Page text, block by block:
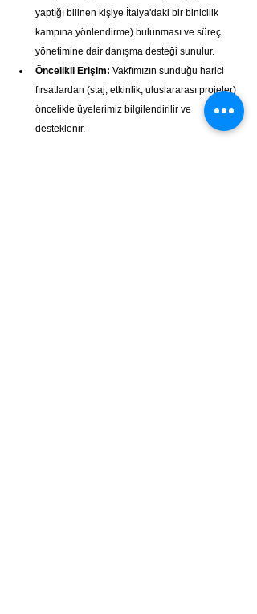
yaptığı bilinen kişiye İtalya'daki bir binicilik
kampına yönlendirme) bulunması ve süreç
yönetimine dair danışma desteği sunulur.
Öncelikli Erişim: Vakfımızın sunduğu harici
fırsatlardan (staj, etkinlik, uluslararası projeler)
öncelikle üyelerimiz bilgilendirilir ve
desteklenir.